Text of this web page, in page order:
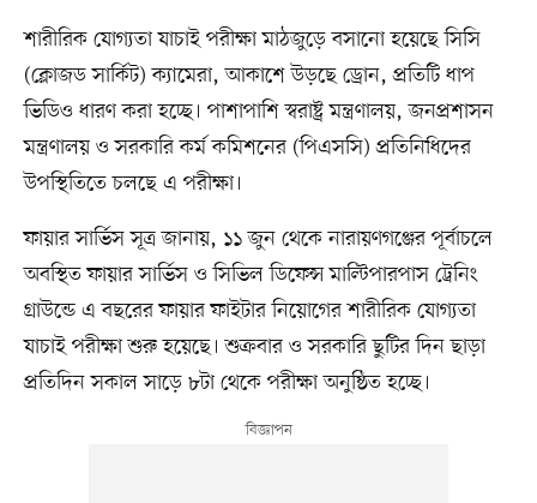
শারীরিক যোগ্যতা যাচাই পরীক্ষা মাঠজুড়ে বসানো হয়েছে সিসি
(ক্লোজড সার্কিট) ক্যামেরা, আকাশে উড়ছে ড্রোন, প্রতিটি ধাপ
ভিডিও ধারণ করা হচ্ছে। পাশাপাশি স্বরাষ্ট্র মন্ত্রণালয়, জনপ্রশাসন
মন্ত্রণালয় ও সরকারি কর্ম কমিশনের (পিএসসি) প্রতিনিধিদের
উপস্থিতিতে চলছে এ পরীক্ষা।
ফায়ার সার্ভিস সূত্র জানায়, ১১ জুন থেকে নারায়ণগঞ্জের পূর্বাচলে
অবস্থিত ফায়ার সার্ভিস ও সিভিল ডিফেন্স মাল্টিপারপাস ট্রেনিং
গ্রাউন্ডে এ বছরের ফায়ার ফাইটার নিয়োগের শারীরিক যোগ্যতা
যাচাই পরীক্ষা শুরু হয়েছে। শুক্রবার ও সরকারি ছুটির দিন ছাড়া
প্রতিদিন সকাল সাড়ে ৮টা থেকে পরীক্ষা অনুষ্ঠিত হচ্ছে।